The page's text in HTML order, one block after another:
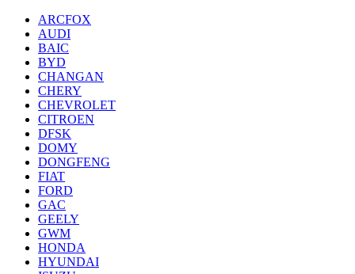
ARCFOX
AUDI
BAIC
BYD
CHANGAN
CHERY
CHEVROLET
CITROEN
DFSK
DOMY
DONGFENG
FIAT
FORD
GAC
GEELY
GWM
HONDA
HYUNDAI